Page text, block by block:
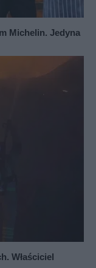
Michelin. Jedyna
Właściciel